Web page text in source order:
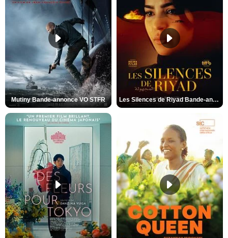
Mutiny Bande-annonce VO STFR Les Silences de Riyad Bande-annonce VO STFR